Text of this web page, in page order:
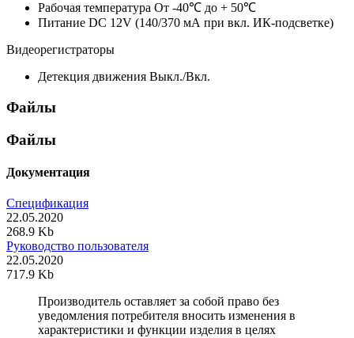
Рабочая температура От -40℃ до + 50℃
Питание DC 12V (140/370 мА при вкл. ИК-подсветке)
Видеорегистраторы
Детекция движения Выкл./Вкл.
Файлы
Файлы
Документация
Спецификация
22.05.2020
268.9 Kb
Руководство пользователя
22.05.2020
717.9 Kb
Производитель оставляет за собой право без
уведомления потребителя вносить изменения в
характеристики и функции изделия в целях